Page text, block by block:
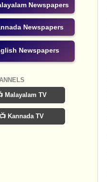
Newspapers
Newspapers
Newspapers
Malayalam TV
📺 Kannada TV